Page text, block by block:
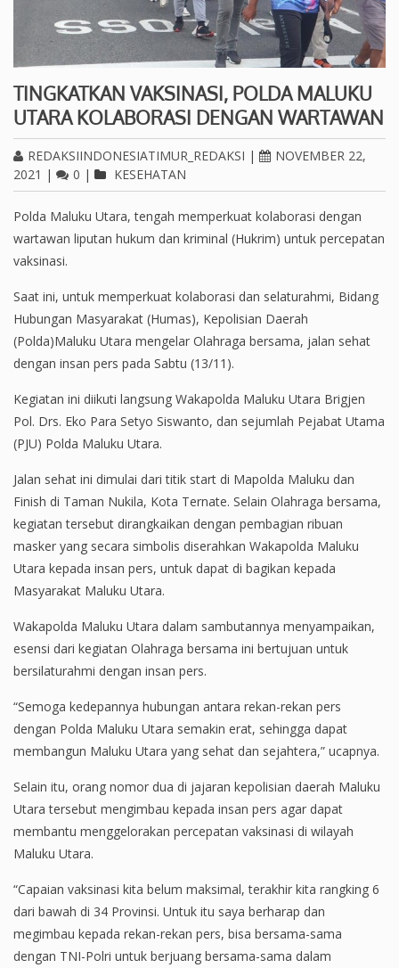
TINGKATKAN VAKSINASI, POLDA MALUKU
UTARA KOLABORASI DENGAN WARTAWAN
REDAKSIINDONESIATIMUR_REDAKSI |
NOVEMBER 22,
2021 | 0 | KESEHATAN
Polda Maluku Utara, tengah memperkuat kolaborasi dengan
wartawan liputan hukum dan kriminal (Hukrim) untuk percepatan
vaksinasi.
Saat ini, untuk memperkuat kolaborasi dan selaturahmi, Bidang
Hubungan Masyarakat (Humas), Kepolisian Daerah
(Polda)Maluku Utara mengelar Olahraga bersama, jalan sehat
dengan insan pers pada Sabtu (13/11).
Kegiatan ini diikuti langsung Wakapolda Maluku Utara Brigjen
Pol. Drs. Eko Para Setyo Siswanto, dan sejumlah Pejabat Utama
(PJU) Polda Maluku Utara.
Jalan sehat ini dimulai dari titik start di Mapolda Maluku dan
Finish di Taman Nukila, Kota Ternate. Selain Olahraga bersama,
kegiatan tersebut dirangkaikan dengan pembagian ribuan
masker yang secara simbolis diserahkan Wakapolda Maluku
Utara kepada insan pers, untuk dapat di bagikan kepada
Masyarakat Maluku Utara.
Wakapolda Maluku Utara dalam sambutannya menyampaikan,
esensi dari kegiatan Olahraga bersama ini bertujuan untuk
bersilaturahmi dengan insan pers.
“Semoga kedepannya hubungan antara rekan-rekan pers
dengan Polda Maluku Utara semakin erat, sehingga dapat
membangun Maluku Utara yang sehat dan sejahtera,” ucapnya.
Selain itu, orang nomor dua di jajaran kepolisian daerah Maluku
Utara tersebut mengimbau kepada insan pers agar dapat
membantu menggelorakan percepatan vaksinasi di wilayah
Maluku Utara.
“Capaian vaksinasi kita belum maksimal, terakhir kita rangking 6
dari bawah di 34 Provinsi. Untuk itu saya berharap dan
megimbau kepada rekan-rekan pers, bisa bersama-sama
dengan TNI-Polri untuk berjuang bersama-sama dalam